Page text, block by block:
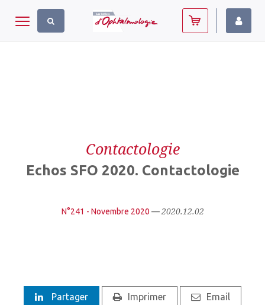
Toggle navigation
Contactologie
Echos SFO 2020. Contactologie
N°241 - Novembre 2020 —2020.12.02
Partager Imprimer Email
Panneau de gestion des cookies